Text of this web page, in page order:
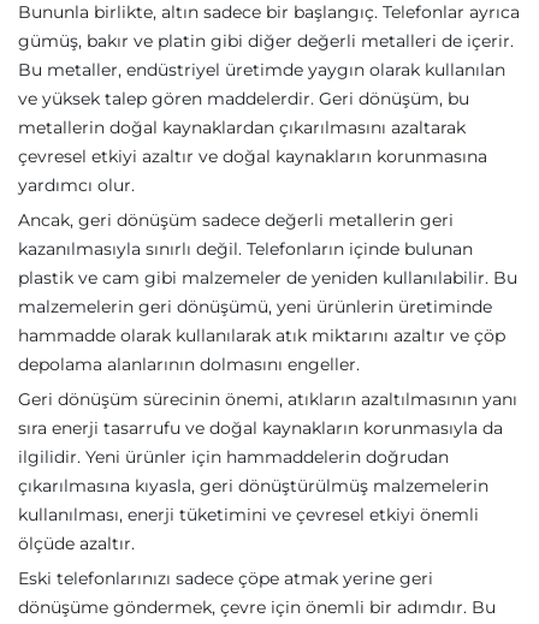
Bununla birlikte, altın sadece bir başlangıç. Telefonlar ayrıca
gümüş, bakır ve platin gibi diğer değerli metalleri de içerir.
Bu metaller, endüstriyel üretimde yaygın olarak kullanılan
ve yüksek talep gören maddelerdir. Geri dönüşüm, bu
metallerin doğal kaynaklardan çıkarılmasını azaltarak
çevresel etkiyi azaltır ve doğal kaynakların korunmasına
yardımcı olur.
Ancak, geri dönüşüm sadece değerli metallerin geri
kazanılmasıyla sınırlı değil. Telefonların içinde bulunan
plastik ve cam gibi malzemeler de yeniden kullanılabilir. Bu
malzemelerin geri dönüşümü, yeni ürünlerin üretiminde
hammadde olarak kullanılarak atık miktarını azaltır ve çöp
depolama alanlarının dolmasını engeller.
Geri dönüşüm sürecinin önemi, atıkların azaltılmasının yanı
sıra enerji tasarrufu ve doğal kaynakların korunmasıyla da
ilgilidir. Yeni ürünler için hammaddelerin doğrudan
çıkarılmasına kıyasla, geri dönüştürülmüş malzemelerin
kullanılması, enerji tüketimini ve çevresel etkiyi önemli
ölçüde azaltır.
Eski telefonlarınızı sadece çöpe atmak yerine geri
dönüşüme göndermek, çevre için önemli bir adımdır. Bu